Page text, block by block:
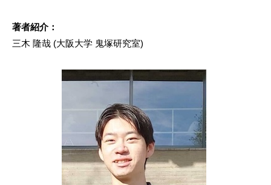
著者紹介：
三木 隆哉 (大阪大学 鬼塚研究室)